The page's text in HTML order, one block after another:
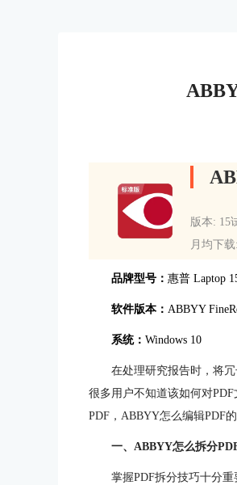
版本: 15
月均下
品牌型号： 惠普 Laptop
软件版本： ABBYY
系统： Windows 10
在处理研究报告时，将
很多用户不知道该如何对
PDF，ABBYY怎么编辑PDF
一、ABBYY怎么拆分
掌握PDF拆分技巧十分